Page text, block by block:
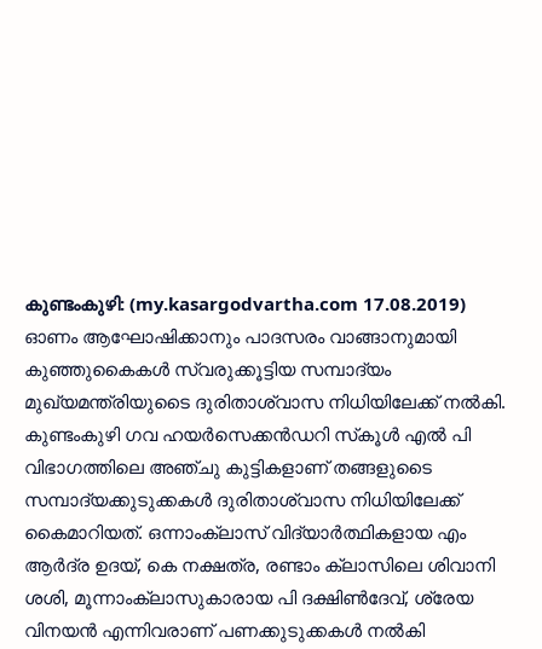
കുണ്ടംകുഴി: (my.kasargodvartha.com 17.08.2019)
ഓണം ആഘോഷിക്കാനും പാദസരം വാങ്ങാനുമായി
കുഞ്ഞുകൈകള്‍ സ്വരുക്കൂട്ടിയ സമ്പാദ്യം
മുഖ്യമന്ത്രിയുടൈ ദുരിതാശ്വാസ നിധിയിലേക്ക് നല്‍കി.
കുണ്ടംകുഴി ഗവ ഹയര്‍സെക്കന്‍ഡറി സ്‌കൂള്‍ എല്‍ പി
വിഭാഗത്തിലെ അഞ്ചു കുട്ടികളാണ് തങ്ങളുടൈ
സമ്പാദ്യക്കുടുക്കകള്‍ ദുരിതാശ്വാസ നിധിയിലേക്ക്
കൈമാറിയത്. ഒന്നാംക്ലാസ് വിദ്യാര്‍ത്ഥികളായ എം
ആര്‍ദ്ര ഉദയ്, കെ നക്ഷത്ര, രണ്ടാം ക്ലാസിലെ ശിവാനി
ശശി, മൂന്നാംക്ലാസുകാരായ പി ദക്ഷിണ്‍ദേവ്, ശ്രേയ
വിനയന്‍ എന്നിവരാണ് പണക്കുടുക്കകള്‍ നല്‍കി